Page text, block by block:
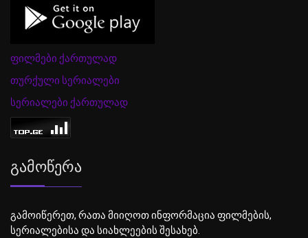
ფილმები ქართულად
თურქული სერიალები
სერიალები ქართულად
Გამოწერა
გამოიწერეთ, რათა მიიღოთ ინფორმაცია ფილმების,
სერიალებისა და სიახლეების შესახებ.